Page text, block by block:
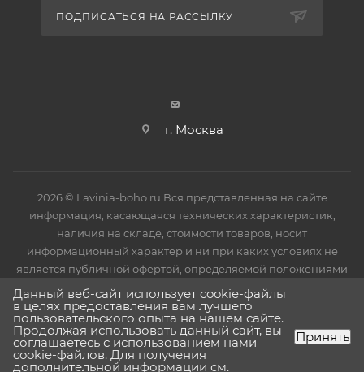
ПОДПИСАТЬСЯ НА РАССЫЛКУ
г. Москва
2026 © Lavinia-boho.ru Вся представленная на сайте
информация, касающаяся технических характеристик,
наличия на складе, стоимости товаров, носит
информационный характер и ни при каких условиях не
является публичной офертой, определяемой положениями
Статьи 437(2) Гражданского кодекса РФ.
Данный веб-сайт использует cookie-файлы
в целях предоставления вам лучшего
пользовательского опыта на нашем сайте.
Продолжая использовать данный сайт, вы
соглашаетесь с использованием нами
cookie-файлов. Для получения
дополнительной информации см.
Принять